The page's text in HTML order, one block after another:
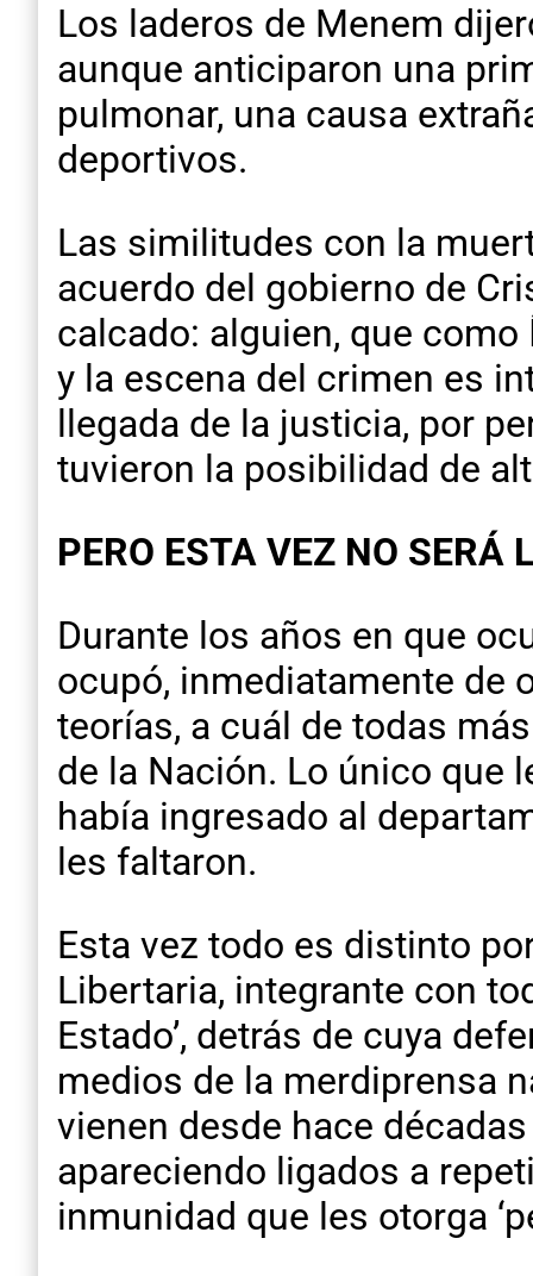
Los laderos de Menem
aunque anticiparon una
pulmonar, una causa
deportivos.
Las similitudes con la
acuerdo del gobierno de
calcado: alguien, que
y la escena del crimen es
llegada de la justicia, por
tuvieron la posibilidad de
PERO ESTA VEZ NO SERÁ
Durante los años en que
ocupó, inmediatamente de
teorías, a cuál de todas
de la Nación. Lo único que
había ingresado al
les faltaron.
Esta vez todo es distinto
Libertaria, integrante con
Estado’, detrás de cuya
medios de la merdiprensa
vienen desde hace
apareciendo ligados a
inmunidad que les otorga